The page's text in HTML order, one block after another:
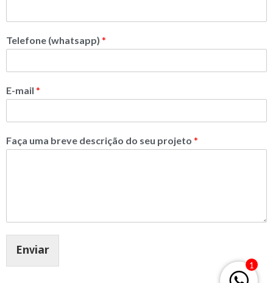
Telefone (whatsapp) *
E-mail *
Faça uma breve descrição do seu projeto *
Enviar
1